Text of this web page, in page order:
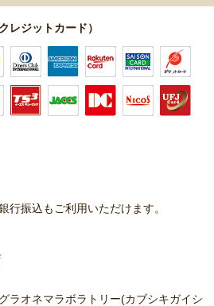
レジットカード）
行振込もご利用いただけます。
オネマラボラトリー(カブシキガイシ